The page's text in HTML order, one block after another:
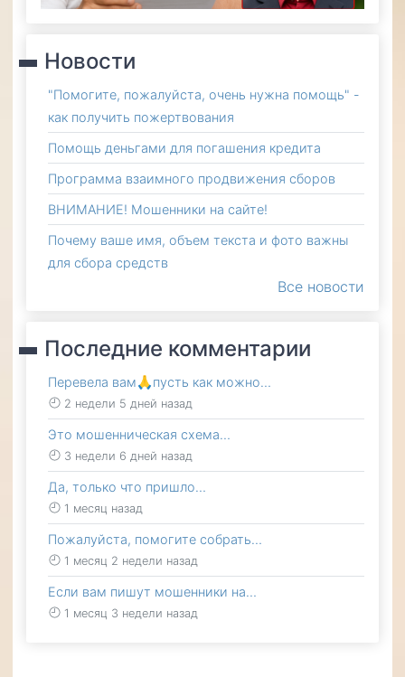
Новости
"Помогите, пожалуйста, очень нужна помощь" -
как получить пожертвования
Помощь деньгами для погашения кредита
Программа взаимного продвижения сборов
ВНИМАНИЕ! Мошенники на сайте!
Почему ваше имя, объем текста и фото важны
для сбора средств
Все новости
Последние комментарии
Перевела вам🙏пусть как можно…
2 недели 5 дней назад
Это мошенническая схема…
3 недели 6 дней назад
Да, только что пришло…
1 месяц назад
Пожалуйста, помогите собрать…
1 месяц 2 недели назад
Если вам пишут мошенники на…
1 месяц 3 недели назад